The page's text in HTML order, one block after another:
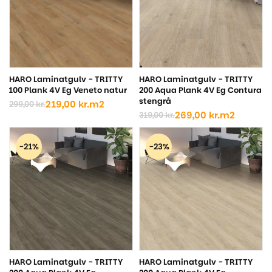
HARO Laminatgulv - TRITTY
100 Plank 4V Eg Veneto natur
299,00kr.
Den
pris
var:
299,00 kr..
219,00 kr.
Den
pris
er:
219,00 kr..
m2
HARO Laminatgulv - TRITTY
200 Aqua Plank 4V Eg Contura
stengrå
319,00kr.
Den
oprindelige
pris
var:
319,00 kr..
269,00 kr.
Den
aktuelle
pris
er:
269,00 kr..
m2
-21%
HARO Laminatgulv - TRITTY
-23%
HARO Laminatgulv - TRITTY